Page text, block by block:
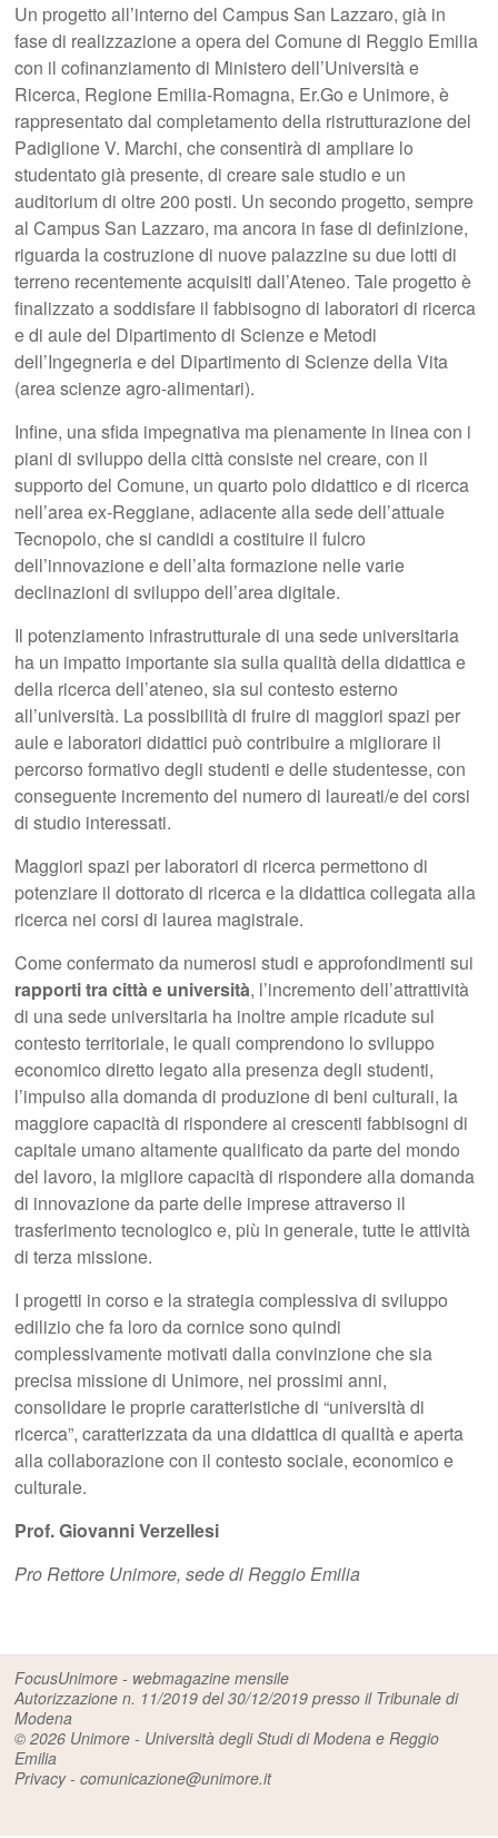
Un progetto all’interno del Campus San Lazzaro, già in
fase di realizzazione a opera del Comune di Reggio Emilia
con il cofinanziamento di Ministero dell’Università e
Ricerca, Regione Emilia-Romagna, Er.Go e Unimore, è
rappresentato dal completamento della ristrutturazione del
Padiglione V. Marchi, che consentirà di ampliare lo
studentato già presente, di creare sale studio e un
auditorium di oltre 200 posti. Un secondo progetto, sempre
al Campus San Lazzaro, ma ancora in fase di definizione,
riguarda la costruzione di nuove palazzine su due lotti di
terreno recentemente acquisiti dall’Ateneo. Tale progetto è
finalizzato a soddisfare il fabbisogno di laboratori di ricerca
e di aule del Dipartimento di Scienze e Metodi
dell’Ingegneria e del Dipartimento di Scienze della Vita
(area scienze agro-alimentari).
Infine, una sfida impegnativa ma pienamente in linea con i
piani di sviluppo della città consiste nel creare, con il
supporto del Comune, un quarto polo didattico e di ricerca
nell’area ex-Reggiane, adiacente alla sede dell’attuale
Tecnopolo, che si candidi a costituire il fulcro
dell’innovazione e dell’alta formazione nelle varie
declinazioni di sviluppo dell’area digitale.
Il potenziamento infrastrutturale di una sede universitaria
ha un impatto importante sia sulla qualità della didattica e
della ricerca dell’ateneo, sia sul contesto esterno
all’università. La possibilità di fruire di maggiori spazi per
aule e laboratori didattici può contribuire a migliorare il
percorso formativo degli studenti e delle studentesse, con
conseguente incremento del numero di laureati/e dei corsi
di studio interessati.
Maggiori spazi per laboratori di ricerca permettono di
potenziare il dottorato di ricerca e la didattica collegata alla
ricerca nei corsi di laurea magistrale.
Come confermato da numerosi studi e approfondimenti sui
rapporti tra città e università, l’incremento dell’attrattività
di una sede universitaria ha inoltre ampie ricadute sul
contesto territoriale, le quali comprendono lo sviluppo
economico diretto legato alla presenza degli studenti,
l’impulso alla domanda di produzione di beni culturali, la
maggiore capacità di rispondere ai crescenti fabbisogni di
capitale umano altamente qualificato da parte del mondo
del lavoro, la migliore capacità di rispondere alla domanda
di innovazione da parte delle imprese attraverso il
trasferimento tecnologico e, più in generale, tutte le attività
di terza missione.
I progetti in corso e la strategia complessiva di sviluppo
edilizio che fa loro da cornice sono quindi
complessivamente motivati dalla convinzione che sia
precisa missione di Unimore, nei prossimi anni,
consolidare le proprie caratteristiche di “università di
ricerca”, caratterizzata da una didattica di qualità e aperta
alla collaborazione con il contesto sociale, economico e
culturale.
Prof. Giovanni Verzellesi
Pro Rettore Unimore, sede di Reggio Emilia
FocusUnimore - webmagazine mensile
Autorizzazione n. 11/2019 del 30/12/2019 presso il Tribunale di
Modena
© 2026 Unimore - Università degli Studi di Modena e Reggio
Emilia
Privacy-comunicazione@unimore.it